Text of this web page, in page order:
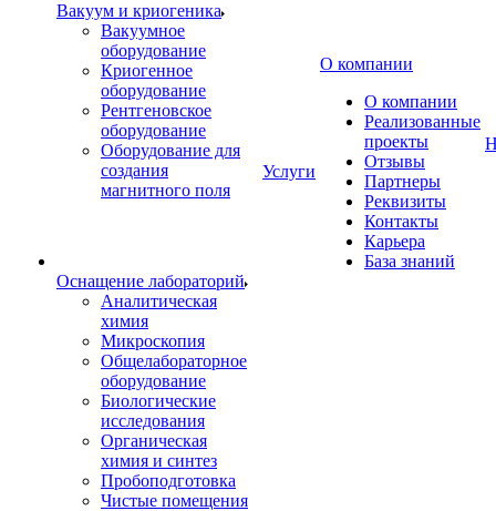
Вакуум и криогеника
Вакуумное
оборудование
Криогенное
оборудование
Рентгеновское
оборудование
Оборудование для
создания
магнитного поля
Оснащение лабораторий
Аналитическая
химия
Микроскопия
Общелабораторное
оборудование
Биологические
исследования
Органическая
химия и синтез
Пробоподготовка
Чистые помещения
Услуги
О компании
О компании
Реализованные
проекты
Отзывы
Партнеры
Реквизиты
Контакты
Карьера
База знаний